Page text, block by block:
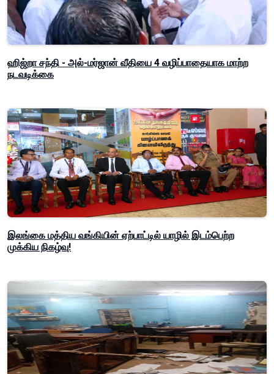
ஹிஜ்றா சந்தி - அல்-மர்ஜான் வீதியை 4 வழிப்பாதையாக மாற்ற
நடவடிக்கை
இலங்கை மத்திய வங்கியின் ஏற்பாட்டில் யாழில் இடம்பெற்ற
முக்கிய நிகழ்வு!